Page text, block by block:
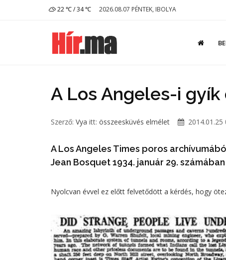
22 ℃ / 34 ℃ 2026.08.07 PÉNTEK, IBOLYA
A Los Angeles-i
Szerző: Vya itt: összeesküvés elmélet 2014.01.25
A Los Angeles Times poros
Jean Bosquet 1934. január 29. számában
Nyolcvan évvel ez előtt felvetődött a kérdés, hogy